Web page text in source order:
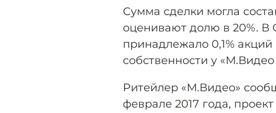
Сумма сделки могла
оценивают долю в 20%. В
принадлежало 0,1%
собственности у
Ритейлер «М.Видео»
феврале 2017 года,